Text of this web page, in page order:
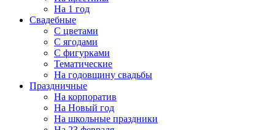
На 1 год
Свадебные
С цветами
С ягодами
С фигурками
Тематические
На годовщину свадьбы
Праздничные
На корпоратив
На Новый год
На школьные праздники